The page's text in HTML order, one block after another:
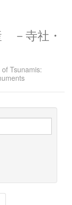
－寺社・
Tsunamis: